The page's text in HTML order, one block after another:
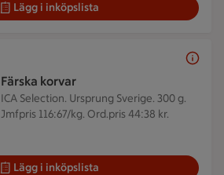
Lägg i inköpslista
Färska korvar
ICA Selection. Ursprung Sverige. 300 g.
Jmfpris 116:67/kg. Ord.pris 44:38 kr.
Lägg i inköpslista